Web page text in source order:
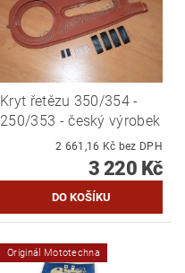
Kryt řetězu 350/354 -
250/353 - český výrobek
2 661,16 Kč bez DPH
3 220 Kč
Originál Mototechna